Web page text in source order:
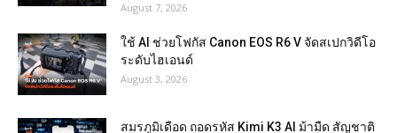
August 7, 2026
ใช้ AI ช่วยโฟกัส Canon EOS R6 V จัดสเปกวิดีโอ
ระดับไฮเอนด์
August 3, 2026
สมรภูมิเดือด ถอดรหัส Kimi K3 AI ม้ามืด สัญชาติ